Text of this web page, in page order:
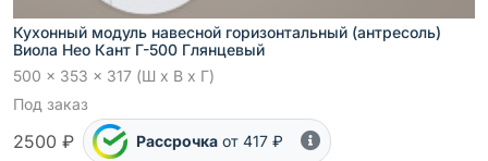
Кухонный модуль навесной горизонтальный (антресоль)
Виола Нео Кант Г-500 Глянцевый
500 x 353 x 317 (Ш x В x Г)
Под заказ
2500 ₽ Рассрочка от 417 ₽